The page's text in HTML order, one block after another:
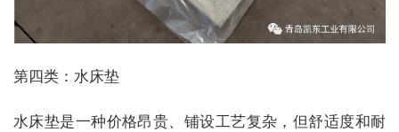
第四类：水床垫
水床垫是一种价格昂贵、铺设工艺复杂，但舒适度和耐